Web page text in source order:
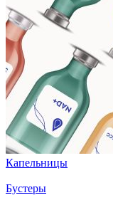
Капельницы
Бустеры